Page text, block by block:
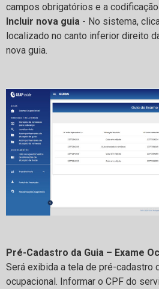
campos obrigatórios e a
Incluir nova guia - No sistema,
localizado no canto inferior direito
nova guia.
Pré-Cadastro da Guia – Exame
Será exibida a tela de pré-cadastro
ocupacional. Informar o CPF do